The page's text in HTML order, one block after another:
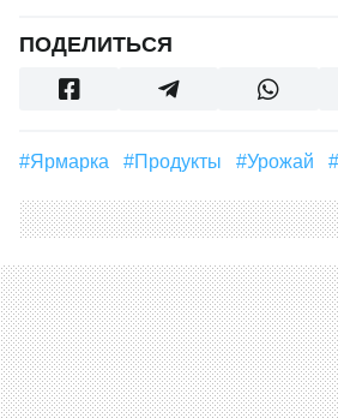
ПОДЕЛИТЬСЯ
#ярмарка #продукты #урожай